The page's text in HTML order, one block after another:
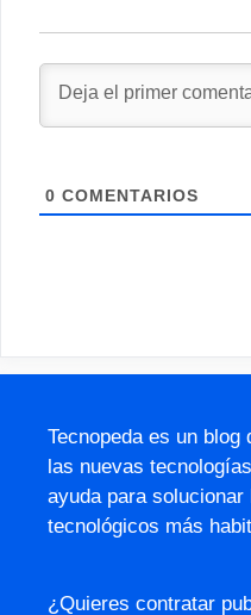
0 COMENTARIOS
Tecnopeda es un
las nuevas
ayuda para solucionar
tecnológicos más
¿Quieres contratar